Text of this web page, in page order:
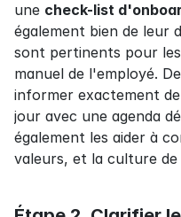
une check-list
également bien de leur
sont pertinents pour
manuel de l'employé.
informer exactement
jour avec une agenda
également les aider à
valeurs, et la culture